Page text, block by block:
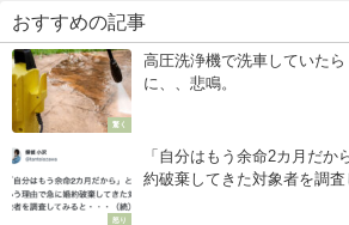
おすすめの記事
驚く
高圧洗浄機で洗車していた
に、、悲鳴。
怒り
「自分はもう余命2カ月だか
約破棄してきた対象者を調査